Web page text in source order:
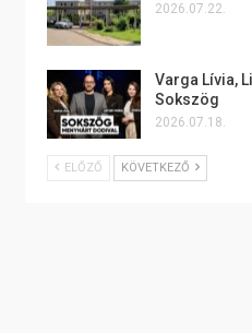
2026.07.22.
Varga Lívia,
Sokszög
2026.07.18.
ELŐZŐ KÖVETKEZŐ